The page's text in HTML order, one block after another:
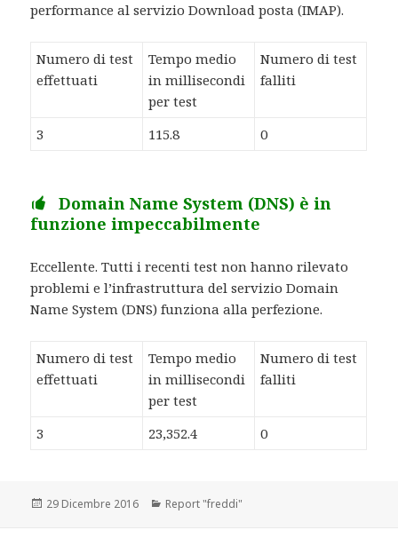
performance al servizio Download posta (IMAP).
Numero di test
effettuati
Tempo medio
in millisecondi
per test
Numero di test
falliti
3 115.8 0
Domain Name System (DNS) è in
funzione impeccabilmente
Eccellente. Tutti i recenti test non hanno rilevato
problemi e l’infrastruttura del servizio Domain
Name System (DNS) funziona alla perfezione.
Numero di test
effettuati
Tempo medio
in millisecondi
per test
Numero di test
falliti
3 23,352.4 0
Scritto
29 Dicembre 2016 Categorie
Report "freddi"